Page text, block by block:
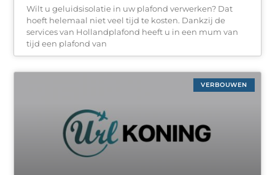
Wilt u geluidsisolatie in uw plafond verwerken? Dat
hoeft helemaal niet veel tijd te kosten. Dankzij de
services van Hollandplafond heeft u in een mum van
tijd een plafond van
VERBOUWEN